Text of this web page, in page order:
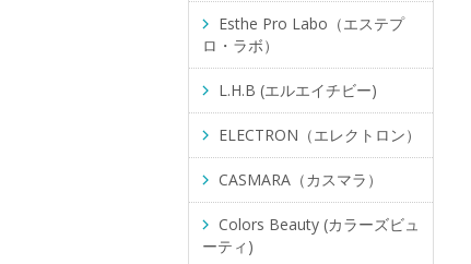
Esthe Pro Labo（エステプ
ロ・ラボ）
L.H.B (エルエイチビー)
ELECTRON（エレクトロン）
CASMARA（カスマラ）
Colors Beauty (カラーズビュ
ーティ)